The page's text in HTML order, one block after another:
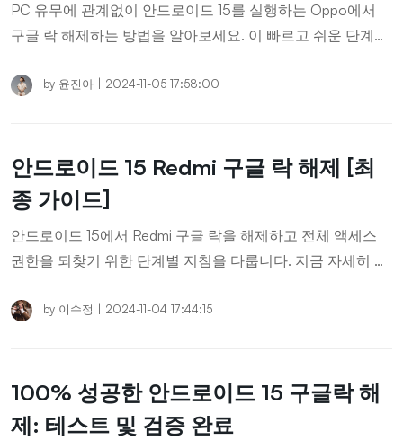
PC 유무에 관계없이 안드로이드 15를 실행하는 Oppo에서
구글 락 해제하는 방법을 알아보세요. 이 빠르고 쉬운 단계별
by 윤진아 2024-11-05 17:58:00
안드로이드 15 Redmi 구글 락 해제 [최
종 가이드]
안드로이드 15에서 Redmi 구글 락을 해제하고 전체 액세스
권한을 되찾기 위한 단계별 지침을 다룹니다. 지금 자세히 읽
by 이수정 2024-11-04 17:44:15
100% 성공한 안드로이드 15 구글락 해
제: 테스트 및 검증 완료